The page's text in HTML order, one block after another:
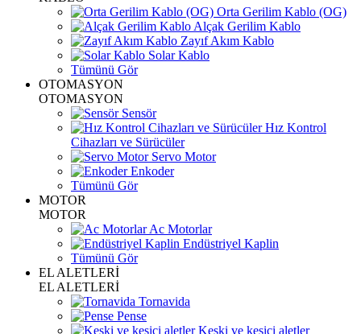
Orta Gerilim Kablo (OG)
Alçak Gerilim Kablo
Zayıf Akım Kablo
Solar Kablo
Tümünü Gör
OTOMASYON
OTOMASYON
Sensör
Hız Kontrol
Cihazları ve Sürücüler
Servo Motor
Enkoder
Tümünü Gör
MOTOR
MOTOR
Ac Motorlar
Endüstriyel Kaplin
Tümünü Gör
EL ALETLERİ
EL ALETLERİ
Tornavida
Pense
Keski ve kesici aletler